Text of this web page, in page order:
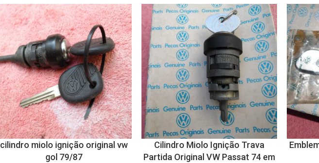
cilindro miolo ignição original vw
gol 79/87
Cilindro Miolo Ignição Trava
Partida Original VW Passat 74 em